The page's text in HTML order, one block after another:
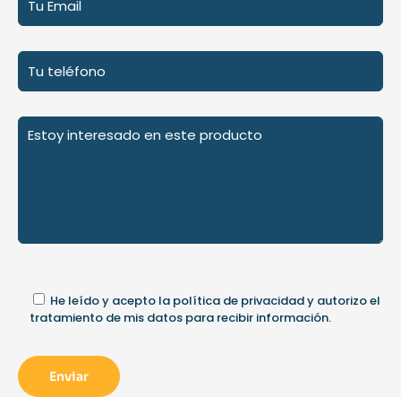
He leído y acepto la política de privacidady autorizo el
tratamiento de mis datos para recibir información.